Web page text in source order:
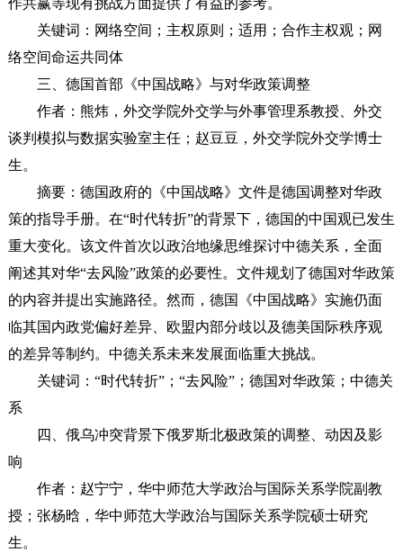
作共赢等现有挑战方面提供了有益的参考。
关键词：网络空间；主权原则；适用；合作主权观；网
络空间命运共同体
三、德国首部《中国战略》与对华政策调整
作者：熊炜，外交学院外交学与外事管理系教授、外交
谈判模拟与数据实验室主任；赵豆豆，外交学院外交学博士
生。
摘要：德国政府的《中国战略》文件是德国调整对华政
策的指导手册。在“时代转折”的背景下，德国的中国观已发生
重大变化。该文件首次以政治地缘思维探讨中德关系，全面
阐述其对华“去风险”政策的必要性。文件规划了德国对华政策
的内容并提出实施路径。然而，德国《中国战略》实施仍面
临其国内政党偏好差异、欧盟内部分歧以及德美国际秩序观
的差异等制约。中德关系未来发展面临重大挑战。
关键词：“时代转折”；“去风险”；德国对华政策；中德关
系
四、俄乌冲突背景下俄罗斯北极政策的调整、动因及影
响
作者：赵宁宁，华中师范大学政治与国际关系学院副教
授；张杨晗，华中师范大学政治与国际关系学院硕士研究
生。